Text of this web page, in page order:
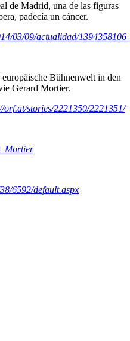
de Madrid, una de las figuras
padecía un cáncer.
03/09/actualidad/
Bühnenwelt in den
Gerard Mortier.
orf.at/stories/2221350/2221351/
6592/default.aspx